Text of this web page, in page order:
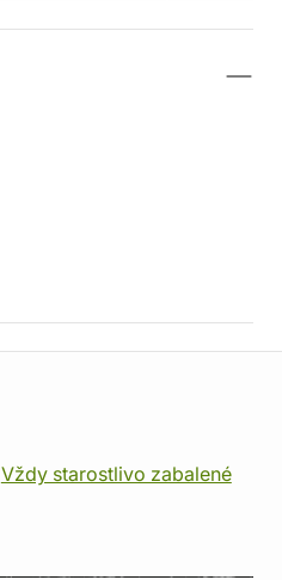
Vždy starostlivo zabalené